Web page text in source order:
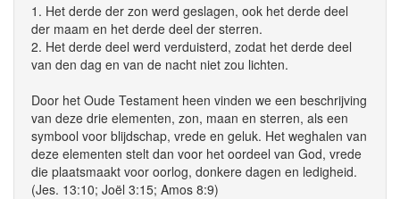
1. Het derde der zon werd geslagen, ook het derde deel
der maam en het derde deel der sterren.
2. Het derde deel werd verduisterd, zodat het derde deel
van den dag en van de nacht niet zou lichten.
Door het Oude Testament heen vinden we een beschrijving
van deze drie elementen, zon, maan en sterren, als een
symbool voor blijdschap, vrede en geluk. Het weghalen van
deze elementen stelt dan voor het oordeel van God, vrede
die plaatsmaakt voor oorlog, donkere dagen en ledigheid.
(Jes. 13:10; Joël 3:15; Amos 8:9)